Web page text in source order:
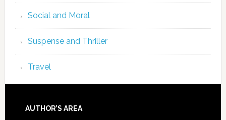
Social and Moral
Suspense and Thriller
Travel
AUTHOR’S AREA